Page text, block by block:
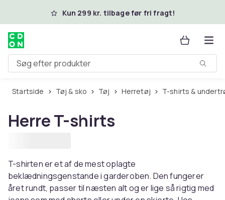
Spring til hovedindhold
Kun 299 kr. tilbage før fri fragt!
Søg efter produkter
Startside Tøj & sko Tøj Herretøj T-shirts &
Herre T-shirts
T-shirten er et af de mest oplagte
beklædningsgenstande i garderoben. Den fungerer
året rundt, passer til næsten alt og er lige så rigtig med